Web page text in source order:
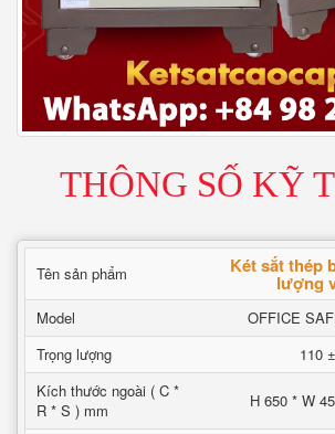
THÔNG SỐ KỸ
Tên sản phẩm Két sắt thép
lượng
Model
OFFICE
Trọng lượng
110
Kích thước ngoài ( C *
R * S ) mm
H 650 * W